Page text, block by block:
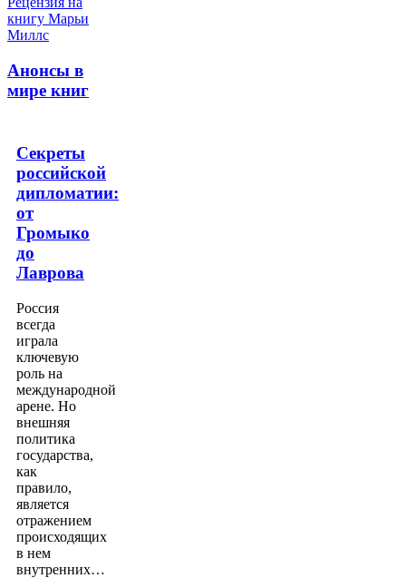
Анонсы в
мире книг
Секреты
российской
дипломатии:
от
Громыко
до
Лаврова
Россия
всегда
играла
ключевую
роль на
международной
арене. Но
внешняя
политика
государства,
как
правило,
является
отражением
происходящих
в нем
внутренних…